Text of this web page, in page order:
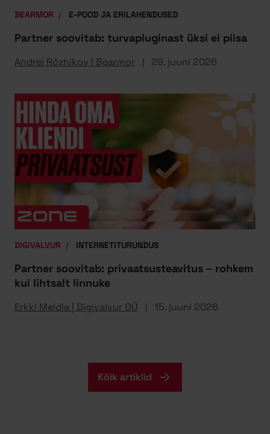
BEARMOR E-POOD JA ERILAHENDUSED
Partner soovitab: turvapluginast üksi ei piisa
Andrei Rõzhikov | Bearmor 29. juuni 2026
DIGIVALVUR INTERNETITURUNDUS
Partner soovitab: privaatsusteavitus – rohkem
kui lihtsalt linnuke
Erkki Meidla | Digivalvur OÜ 15. juuni 2026
Kõik artiklid